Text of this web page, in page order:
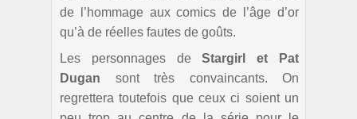
de l’hommage aux comics de l’âge d’or
qu’à de réelles fautes de goûts.
Les personnages deStargirl et Pat
Dugan sont très convaincants. On
regrettera toutefois que ceux ci soient un